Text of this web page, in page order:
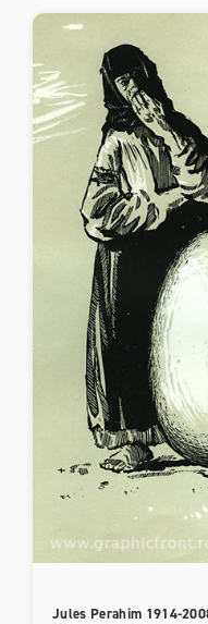
Jules Perahim 1914-